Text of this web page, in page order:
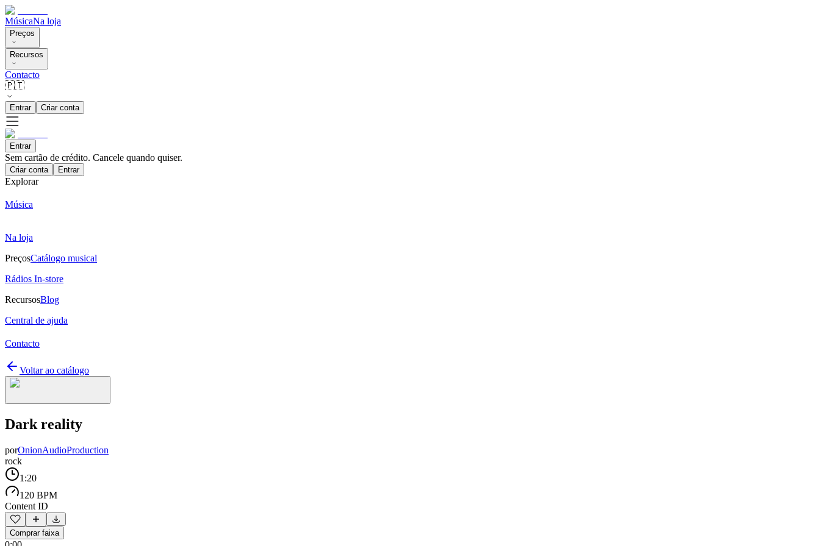
MúsicaNa loja
Preços
Recursos
Contacto
🇵🇹
Entrar Criar conta
Entrar
Sem cartão de crédito. Cancele quando quiser.
Criar conta Entrar
Explorar
Música
Na loja
PreçosCatálogo musical
Rádios In-store
RecursosBlog
Central de ajuda
Contacto
Voltar ao catálogo
Dark reality
porOnionAudioProduction
rock
1:20
120 BPM
Content ID
Comprar faixa